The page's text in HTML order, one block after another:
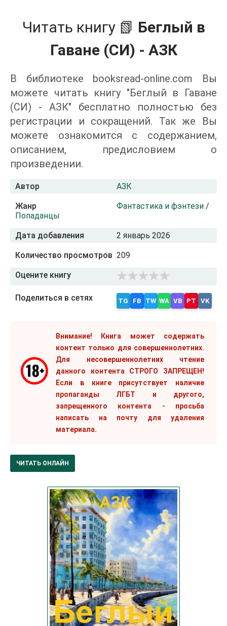
Читать книгу 📗 Беглый в
Гаване (СИ) - АЗК
В библиотеке booksread-online.com Вы
можете читать книгу "Беглый в Гаване
(СИ) - АЗК" бесплатно полностью без
регистрации и сокращений. Так же Вы
можете ознакомится с содержанием,
описанием, предисловием о
произведении.
Автор АЗК
Жанр Фантастика и фэнтези /
Попаданцы
Дата добавления 2 январь 2026
Количество просмотров 209
Оцените книгу
Поделиться в сетях TG FB TW WA VB PT VK
Внимание! Книга может содержать
контент только для совершеннолетних.
Для несовершеннолетних чтение
данного контента СТРОГО ЗАПРЕЩЕН!
Если в книге присутствует наличие
пропаганды ЛГБТ и другого,
запрещенного контента - просьба
написать на почту для удаления
материала.
ЧИТАТЬ ОНЛАЙН